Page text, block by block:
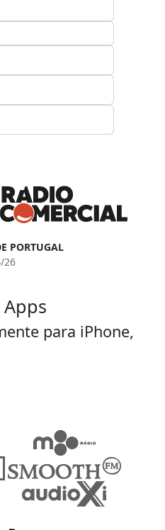
PORTUGAL
26
para iPhone,